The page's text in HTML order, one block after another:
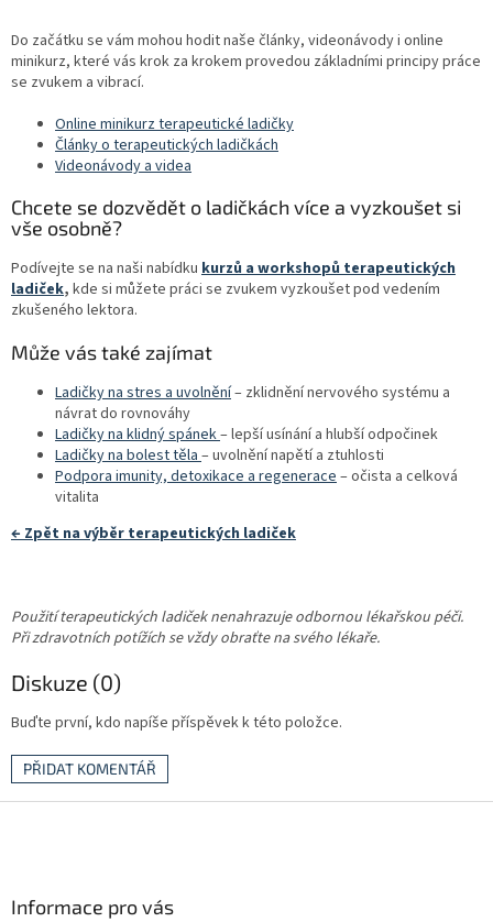
Do začátku se vám mohou hodit naše články, videonávody i online
minikurz, které vás krok za krokem provedou základními principy práce
se zvukem a vibrací.
Online minikurz terapeutické ladičky
Články o terapeutických ladičkách
Videonávody a videa
Chcete se dozvědět o ladičkách více a vyzkoušet si
vše osobně?
Podívejte se na naši nabídku kurzů a workshopů terapeutických
ladiček, kde si můžete práci se zvukem vyzkoušet pod vedením
zkušeného lektora.
Může vás také zajímat
Ladičky na stres a uvolnění– zklidnění nervového systému a
návrat do rovnováhy
Ladičky na klidný spánek– lepší usínání a hlubší odpočinek
Ladičky na bolest těla– uvolnění napětí a ztuhlosti
Podpora imunity, detoxikace a regenerace– očista a celková
vitalita
← Zpět na výběr terapeutických ladiček
Použití terapeutických ladiček nenahrazuje odbornou lékařskou péči.
Při zdravotních potížích se vždy obraťte na svého lékaře.
Diskuze (0)
Buďte první, kdo napíše příspěvek k této položce.
PŘIDAT KOMENTÁŘ
Informace pro vás